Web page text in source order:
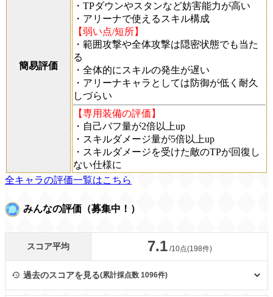
簡易評価
・TPダウンやスタンなど妨害能力が高い
・アリーナで使えるスキル構成
【弱い点/短所】
・範囲攻撃や全体攻撃は隠密状態でも当た
る
・全体的にスキルの発生が遅い
・アリーナキャラとしては防御が低く耐久
しづらい
【専用装備の評価】
・自己バフ量が2倍以上up
・スキルダメージ量が5倍以上up
・スキルダメージを受けた敵のTPが回復し
ない仕様に
全キャラの評価一覧はこちら
みんなの評価（募集中！）